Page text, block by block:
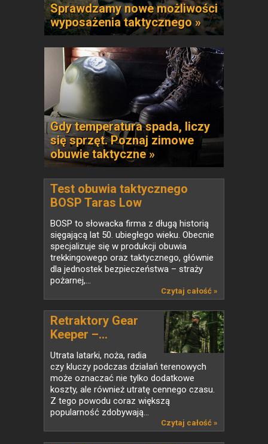
Sprawdzamy nowe możliwości
wyposażenia taktycznego »
Gdy temperatura spada, liczy
się sprzęt. Poznaj zimowe
obuwie taktyczne »
Test obuwia taktycznego
BOSP Taras Low
BOSP to słowacka firma z długą historią
sięgającą lat 50. ubiegłego wieku. Obecnie
specjalizuje się w produkcji obuwia
trekkingowego oraz taktycznego, głównie
dla jednostek bezpieczeństwa – straży
pożarnej,...
Czytaj całość »
Retraktory Gear
Keeper –...
Utrata latarki, noża, radia
czy kluczy podczas działań terenowych
może oznaczać nie tylko dodatkowe
koszty, ale również utratę cennego czasu.
Z tego powodu coraz większą
popularność zdobywają...
Czytaj całość »